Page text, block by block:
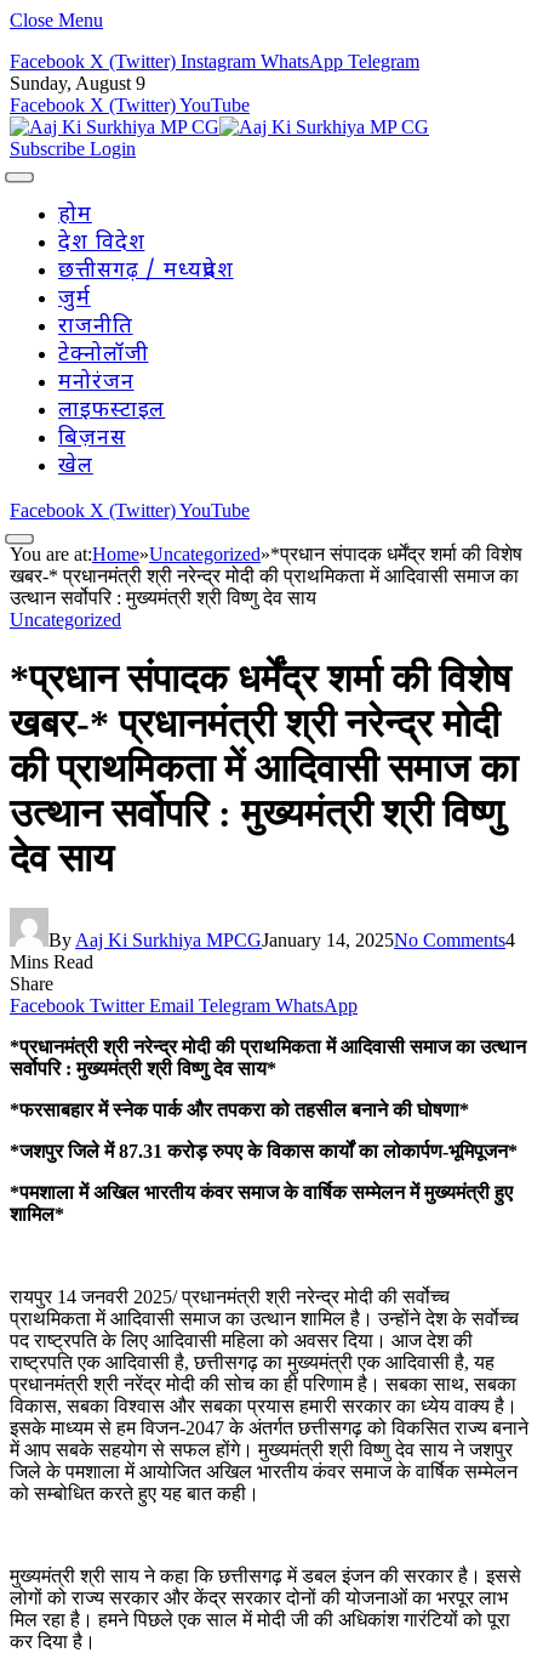
Close Menu
Facebook X (Twitter) Instagram WhatsApp Telegram
Sunday, August 9
Facebook X (Twitter)YouTube
Subscribe Login
होम
देश विदेश
छत्तीसगढ़ / मध्यप्रदेश
जुर्म
राजनीति
टेक्नोलॉजी
मनोरंजन
लाइफस्टाइल
बिज़नस
खेल
Facebook X (Twitter)YouTube
You are at:Home»Uncategorized»*प्रधान संपादक धर्मेंद्र शर्मा की विशेष
खबर-* प्रधानमंत्री श्री नरेन्द्र मोदी की प्राथमिकता में आदिवासी समाज का
उत्थान सर्वोपरि : मुख्यमंत्री श्री विष्णु देव साय
Uncategorized
*प्रधान संपादक धर्मेंद्र शर्मा की विशेष
खबर-* प्रधानमंत्री श्री नरेन्द्र मोदी
की प्राथमिकता में आदिवासी समाज का
उत्थान सर्वोपरि : मुख्यमंत्री श्री विष्णु
देव साय
By Aaj Ki Surkhiya MPCGJanuary 14, 2025No Comments4
Mins Read
Share
Facebook Twitter Email Telegram WhatsApp
*प्रधानमंत्री श्री नरेन्द्र मोदी की प्राथमिकता में आदिवासी समाज का उत्थान
सर्वोपरि : मुख्यमंत्री श्री विष्णु देव साय*
*फरसाबहार में स्नेक पार्क और तपकरा को तहसील बनाने की घोषणा*
*जशपुर जिले में 87.31 करोड़ रुपए के विकास कार्यों का लोकार्पण-भूमिपूजन*
*पमशाला में अखिल भारतीय कंवर समाज के वार्षिक सम्मेलन में मुख्यमंत्री हुए
शामिल*
रायपुर 14 जनवरी 2025/ प्रधानमंत्री श्री नरेन्द्र मोदी की सर्वोच्च
प्राथमिकता में आदिवासी समाज का उत्थान शामिल है। उन्होंने देश के सर्वाेच्च
पद राष्ट्रपति के लिए आदिवासी महिला को अवसर दिया। आज देश की
राष्ट्रपति एक आदिवासी है, छत्तीसगढ़ का मुख्यमंत्री एक आदिवासी है, यह
प्रधानमंत्री श्री नरेंद्र मोदी की सोच का ही परिणाम है। सबका साथ, सबका
विकास, सबका विश्वास और सबका प्रयास हमारी सरकार का ध्येय वाक्य है।
इसके माध्यम से हम विजन-2047 के अंतर्गत छत्तीसगढ़ को विकसित राज्य बनाने
में आप सबके सहयोग से सफल होंगे। मुख्यमंत्री श्री विष्णु देव साय ने जशपुर
जिले के पमशाला में आयोजित अखिल भारतीय कंवर समाज के वार्षिक सम्मेलन
को सम्बोधित करते हुए यह बात कही।
मुख्यमंत्री श्री साय ने कहा कि छत्तीसगढ़ में डबल इंजन की सरकार है। इससे
लोगों को राज्य सरकार और केंद्र सरकार दोनों की योजनाओं का भरपूर लाभ
मिल रहा है। हमने पिछले एक साल में मोदी जी की अधिकांश गारंटियों को पूरा
कर दिया है।